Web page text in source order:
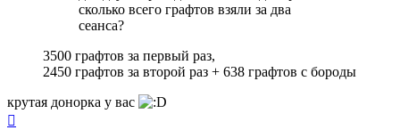
сколько всего графтов взяли за два
сеанса?
3500 графтов за первый раз,
2450 графтов за второй раз + 638 графтов с бороды
крутая донорка у вас